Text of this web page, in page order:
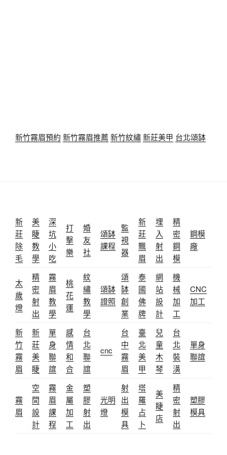
新竹霧眉預約 新竹霧眉推薦 新竹紋繡新莊美甲 台北頌缽
新
莊
除
毛
美
睫
教
學
深
坑
小
吃
打
擊
樂
婚
友
社
頌缽
課程
監
視
器
新
莊
飄
眉
埋
入
射
出
精
密
鋼
模
鋼模
廠
太
歲
燈
精
密
射
出
霧
眉
教
學
桃
花
運
紋
繡
教
學
頌缽
證照
頌
缽
創
業
泰
國
佛
牌
網
站
設
計
機
械
加
工
CNC
加工
新
竹
霧
眉
新
莊
美
睫
單
身
聯
誼
感
情
和
合
台
北
聯
誼
cnc
台
中
霧
眉
臺
北
美
甲
兒
童
木
琴
台
北
裝
潢
單身
聯誼
霧
眉
空
間
設
計
霧
眉
課
程
金
屬
加
工
塑
膠
射
出
光明
燈
射
出
模
具
塔
羅
占
卜
美
睫
店
精
密
射
出
塑膠
模具